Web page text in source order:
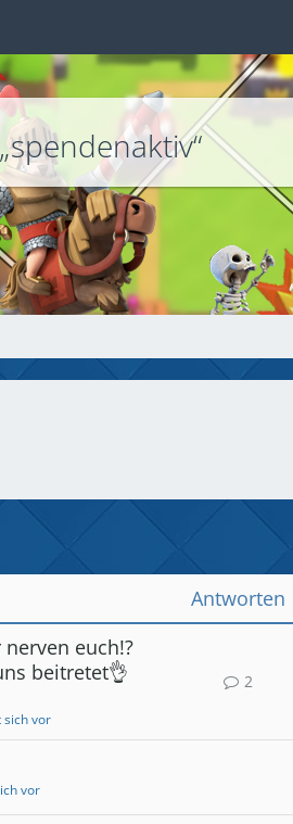
Antworten
euch!?
beitretet👌
sich vor
2
vor